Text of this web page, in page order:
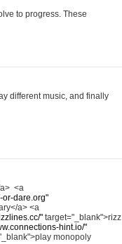
to progress. These
different music, and finally
<a
or-dare.org"
a> <a
" target="_blank">rizz
hint.io/"
monopoly